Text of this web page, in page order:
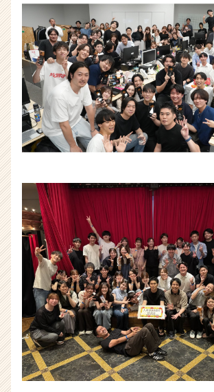
企
業
か
ら
ス
カ
ウ
ト
が
届
就
活
ト
チ
ア
キ
ャ
リ
ア
（CheerCareer）